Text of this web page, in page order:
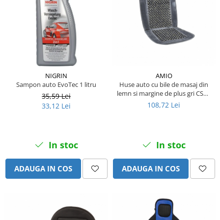
Piese motor
Alternatoare
Electromotoare
Pompa combustibil
Pompa de apa
Radiator racire ulei hidraulic
Radiator apa
Bobina de pornire
Bobina de oprire
Curea distributie
Esapament
Busoane - dopuri
Piese Parker
Piese Hyundai
Piese Terex
Piese Lombardini
Piese Linde
Piese Multitel
Piese Dieci
Piese Landini
Piese New Holland
Piese Jungheinrich
NIGRIN
Sampon auto EvoTec 1 litru
35,59 Lei
33,12 Lei
In stoc
ADAUGA IN COS
AMIO
Huse auto cu bile de masaj din
lemn si margine de plus gri CSM-
01-Grey
108,72 Lei
In stoc
ADAUGA IN COS